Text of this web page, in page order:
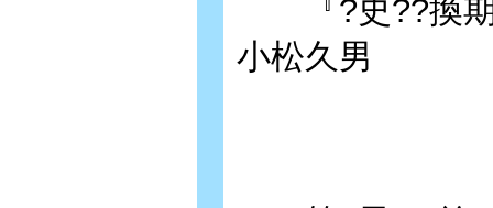
『?史??換期
小松久男